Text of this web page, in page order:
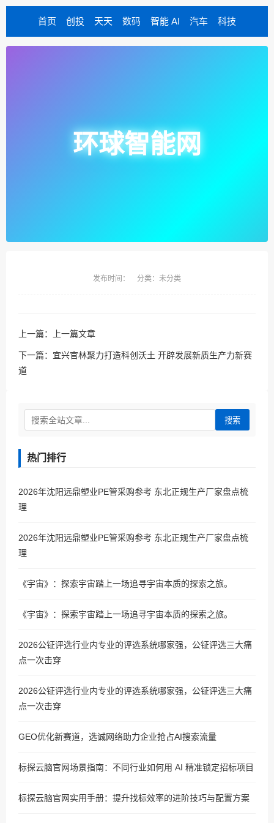
首页 创投 天天 数码 智能 AI 汽车 科技
环球智能网
发布时间： 分类：未分类
上一篇： 上一篇文章
下一篇： 宜兴官林聚力打造科创沃土 开辟发展新质生产力新赛
道
搜索
热门排行
2026年沈阳远鼎塑业PE管采购参考 东北正规生产厂家盘点梳
理
2026年沈阳远鼎塑业PE管采购参考 东北正规生产厂家盘点梳
理
《宇宙》：探索宇宙踏上一场追寻宇宙本质的探索之旅。
《宇宙》：探索宇宙踏上一场追寻宇宙本质的探索之旅。
2026公钲评选行业内专业的评选系统哪家强，公钲评选三大痛
点一次击穿
2026公钲评选行业内专业的评选系统哪家强，公钲评选三大痛
点一次击穿
GEO优化新赛道，选诚网络助力企业抢占AI搜索流量
标探云脑官网场景指南：不同行业如何用 AI 精准锁定招标项目
标探云脑官网实用手册：提升找标效率的进阶技巧与配置方案